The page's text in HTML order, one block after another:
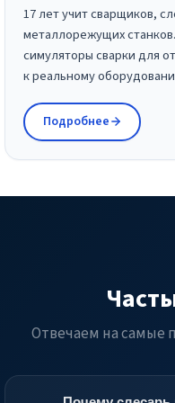
17 лет учит сварщиков,
металлорежущих
симуляторы сварки для
к реальному
Подробнее
Отвечаем на самые